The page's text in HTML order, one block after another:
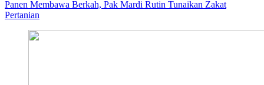
Panen Membawa Berkah, Pak Mardi Rutin Tunaikan Zakat
Pertanian